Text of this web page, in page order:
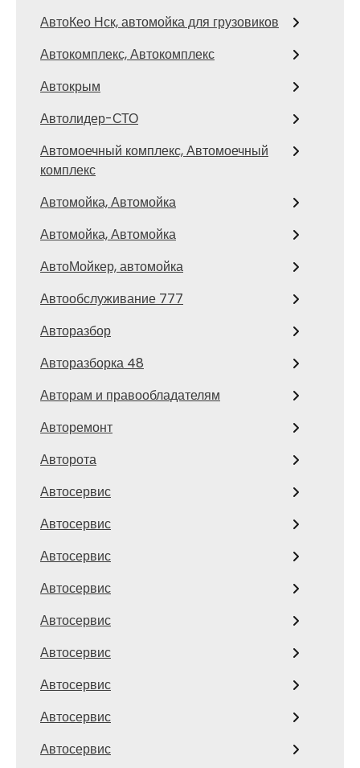
АвтоКео Нск, автомойка для грузовиков
Автокомплекс, Автокомплекс
Автокрым
Автолидер-СТО
Автомоечный комплекс, Автомоечный
комплекс
Автомойка, Автомойка
Автомойка, Автомойка
АвтоМойкер, автомойка
Автообслуживание 777
Авторазбор
Авторазборка 48
Авторам и правообладателям
Авторемонт
Авторота
Автосервис
Автосервис
Автосервис
Автосервис
Автосервис
Автосервис
Автосервис
Автосервис
Автосервис